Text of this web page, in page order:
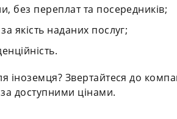
без переплат та посередників;
якість наданих послуг;
іноземця? Звертайтеся до
доступними цінами.